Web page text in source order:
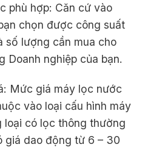
phù hợp: Căn cứ vào
chọn được công suất
số lượng cần mua cho
Doanh nghiệp của bạn.
Mức giá máy lọc nước
vào loại cấu hình máy
có lọc thông thường
giá dao động từ 6 – 30